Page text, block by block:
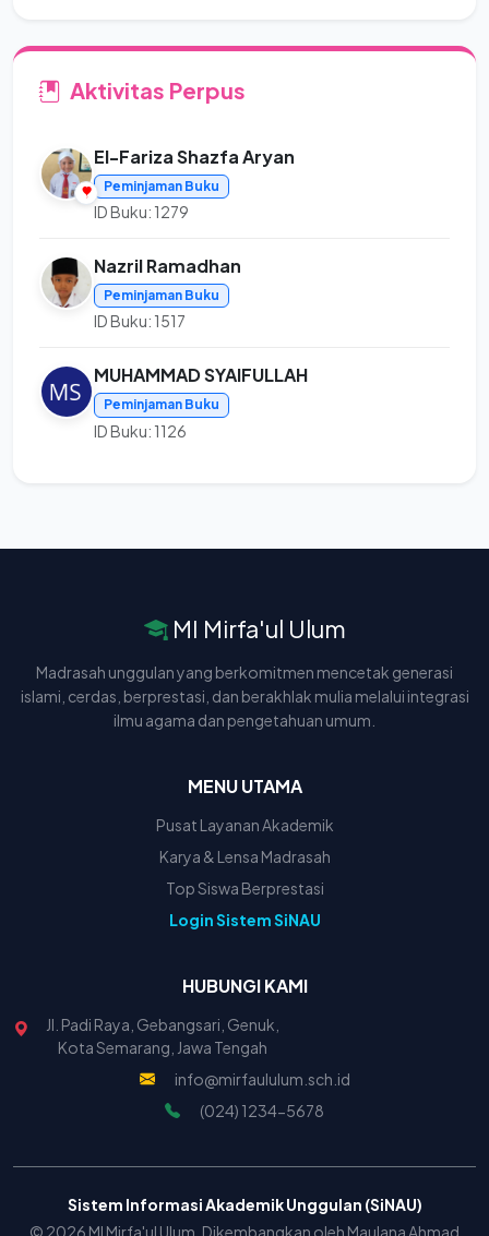
Aktivitas Perpus
El-Fariza Shazfa Aryan
Peminjaman Buku
ID Buku: 1279
Nazril Ramadhan
Peminjaman Buku
ID Buku: 1517
MUHAMMAD SYAIFULLAH
Peminjaman Buku
ID Buku: 1126
MI Mirfa'ul Ulum
Madrasah unggulan yang berkomitmen mencetak generasi
islami, cerdas, berprestasi, dan berakhlak mulia melalui integrasi
ilmu agama dan pengetahuan umum.
MENU UTAMA
Pusat Layanan Akademik
Karya & Lensa Madrasah
Top Siswa Berprestasi
Login Sistem SiNAU
HUBUNGI KAMI
Jl. Padi Raya, Gebangsari, Genuk,
Kota Semarang, Jawa Tengah
info@mirfaululum.sch.id
(024) 1234-5678
Sistem Informasi Akademik Unggulan (SiNAU)
© 2026 MI Mirfa'ul Ulum. Dikembangkan oleh Maulana Ahmad